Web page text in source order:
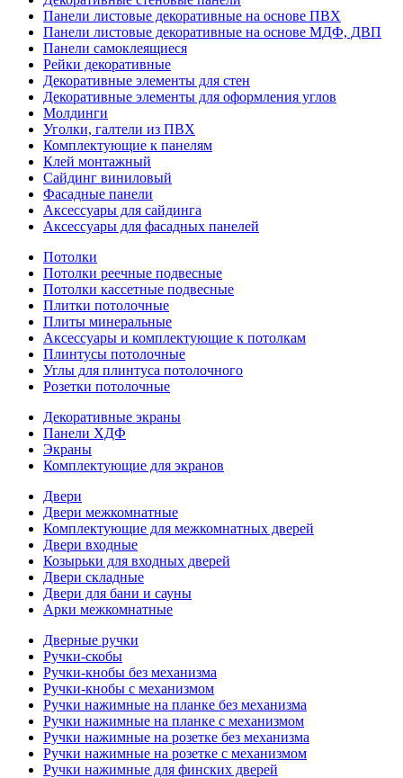
Панели листовые декоративные на основе ПВХ
Панели листовые декоративные на основе МДФ, ДВП
Панели самоклеящиеся
Рейки декоративные
Декоративные элементы для стен
Декоративные элементы для оформления углов
Молдинги
Уголки, галтели из ПВХ
Комплектующие к панелям
Клей монтажный
Сайдинг виниловый
Фасадные панели
Аксессуары для сайдинга
Аксессуары для фасадных панелей
Потолки
Потолки реечные подвесные
Потолки кассетные подвесные
Плитки потолочные
Плиты минеральные
Аксессуары и комплектующие к потолкам
Плинтусы потолочные
Углы для плинтуса потолочного
Розетки потолочные
Декоративные экраны
Панели ХДФ
Экраны
Комплектующие для экранов
Двери
Двери межкомнатные
Комплектующие для межкомнатных дверей
Двери входные
Козырьки для входных дверей
Двери складные
Двери для бани и сауны
Арки межкомнатные
Дверные ручки
Ручки-скобы
Ручки-кнобы без механизма
Ручки-кнобы с механизмом
Ручки нажимные на планке без механизма
Ручки нажимные на планке с механизмом
Ручки нажимные на розетке без механизма
Ручки нажимные на розетке с механизмом
Ручки нажимные для финских дверей